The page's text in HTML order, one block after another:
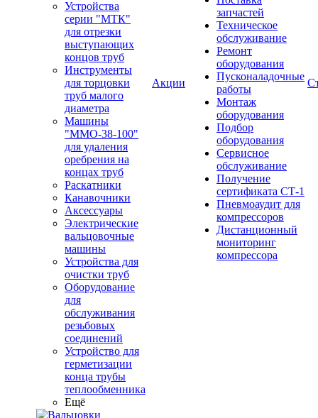
Устройства
серии "МТК"
для отрезки
выступающих
концов труб
Инструменты
для торцовки
труб малого
диаметра
Машины
"ММО-38-100"
для удаления
оребрения на
концах труб
Раскатники
Канавочники
Аксессуары
Электрические
вальцовочные
машины
Устройства для
очистки труб
Оборудование
для
обслуживания
резьбовых
соединений
Устройство для
герметизации
конца трубы
теплообменника
Ещё
Акции
запчастей
Техническое
обслуживание
Ремонт
оборудования
Пусконаладочные
работы
Монтаж
оборудования
Подбор
оборудования
Сервисное
обслуживание
Получение
сертификата СТ-1
Пневмоаудит для
компрессоров
Дистанционный
мониторинг
компрессора